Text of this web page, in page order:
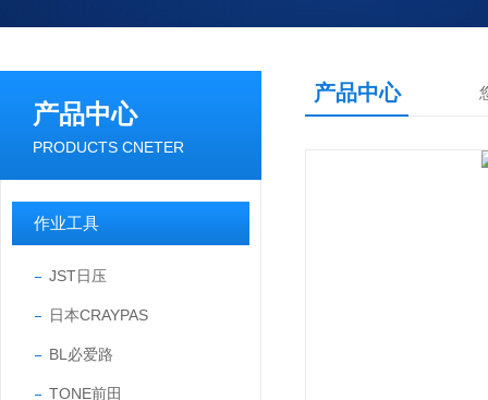
产品中心
PRODUCTS CNETER
作业工具
JST日压
日本CRAYPAS
BL必爱路
TONE前田
产品中心